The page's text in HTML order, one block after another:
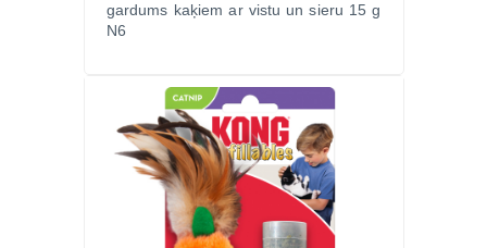
gardums kaķiem ar vistu un sieru 15 g
N6